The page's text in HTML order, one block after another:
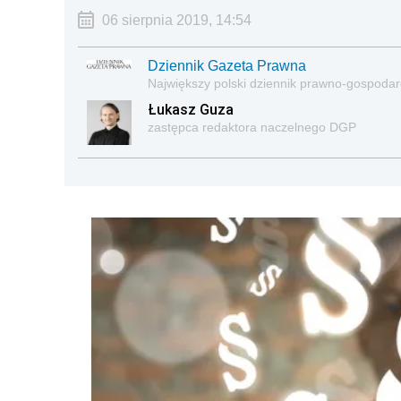
06 sierpnia 2019, 14:54
Dziennik Gazeta Prawna
Największy polski dziennik prawno-
Łukasz Guza
zastępca redaktora naczelnego DGP